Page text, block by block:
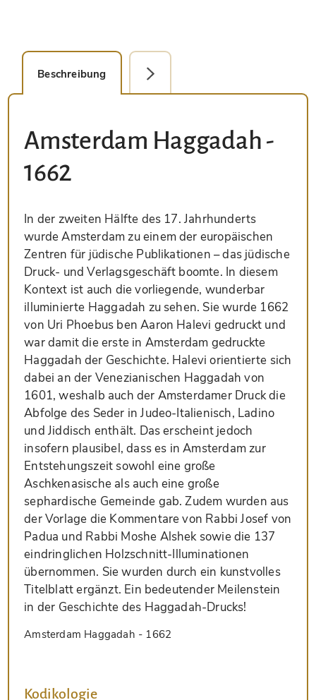
Beschreibung Faksimile-Editionen (1)
Amsterdam Haggadah -
1662
In der zweiten Hälfte des 17. Jahrhunderts
wurde Amsterdam zu einem der europäischen
Zentren für jüdische Publikationen – das jüdische
Druck- und Verlagsgeschäft boomte. In diesem
Kontext ist auch die vorliegende, wunderbar
illuminierte Haggadah zu sehen. Sie wurde 1662
von Uri Phoebus ben Aaron Halevi gedruckt und
war damit die erste in Amsterdam gedruckte
Haggadah der Geschichte. Halevi orientierte sich
dabei an der Venezianischen Haggadah von
1601, weshalb auch der Amsterdamer Druck die
Abfolge des Seder in Judeo-Italienisch, Ladino
und Jiddisch enthält. Das erscheint jedoch
insofern plausibel, dass es in Amsterdam zur
Entstehungszeit sowohl eine große
Aschkenasische als auch eine große
sephardische Gemeinde gab. Zudem wurden aus
der Vorlage die Kommentare von Rabbi Josef von
Padua und Rabbi Moshe Alshek sowie die 137
eindringlichen Holzschnitt-Illuminationen
übernommen. Sie wurden durch ein kunstvolles
Titelblatt ergänzt. Ein bedeutender Meilenstein
in der Geschichte des Haggadah-Drucks!
Amsterdam Haggadah - 1662
Kodikologie